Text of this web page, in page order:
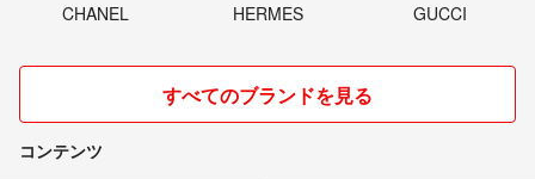
CHANEL HERMES GUCCI
すべてのブランドを見る
コンテンツ